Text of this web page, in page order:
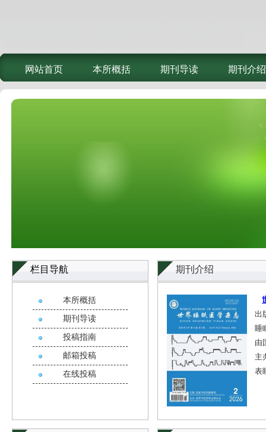
网站首页 本所概括 期刊导读 期刊介绍
栏目导航
本所概括
期刊导读
投稿指南
邮箱投稿
在线投稿
期刊介绍
出
睡
由
主
表